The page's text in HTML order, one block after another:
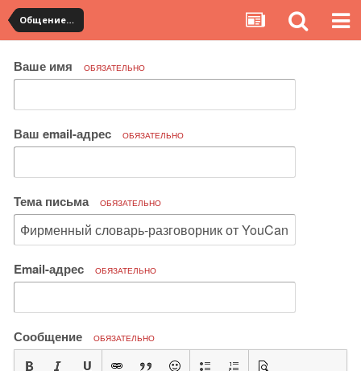
Общение с продавцами. Использование WangWang и TradeManager
Ваше имя ОБЯЗАТЕЛЬНО
Ваш email-адрес ОБЯЗАТЕЛЬНО
Тема письма ОБЯЗАТЕЛЬНО
Email-адрес ОБЯЗАТЕЛЬНО
Сообщение ОБЯЗАТЕЛЬНО